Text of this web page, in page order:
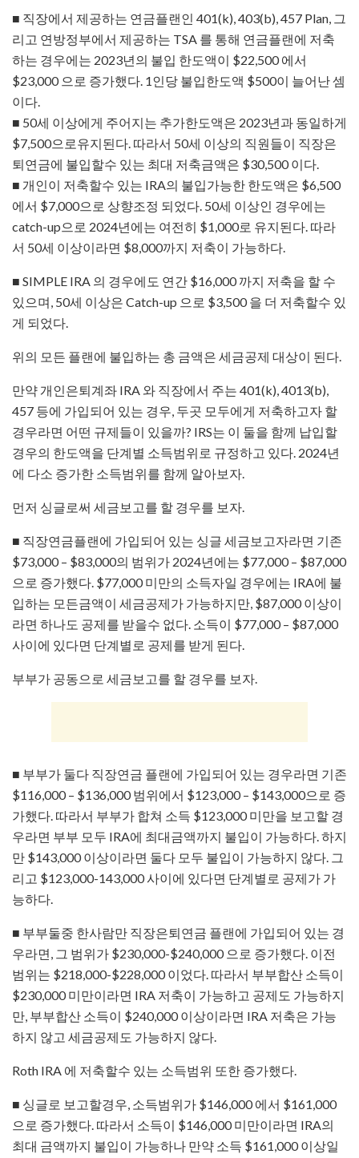
■ 직장에서 제공하는 연금플랜인 401(k), 403(b), 457 Plan, 그
리고 연방정부에서 제공하는 TSA 를 통해 연금플랜에 저축
하는 경우에는 2023년의 불입 한도액이 $22,500 에서
$23,000 으로 증가했다. 1인당 불입한도액 $500이 늘어난 셈
이다.
■ 50세 이상에게 주어지는 추가한도액은 2023년과 동일하게
$7,500으로유지된다. 따라서 50세 이상의 직원들이 직장은
퇴연금에 불입할수 있는 최대 저축금액은 $30,500 이다.
■ 개인이 저축할수 있는 IRA의 불입가능한 한도액은 $6,500
에서 $7,000으로 상향조정 되었다. 50세 이상인 경우에는
catch-up으로 2024년에는 여전히 $1,000로 유지된다. 따라
서 50세 이상이라면 $8,000까지 저축이 가능하다.
■ SIMPLE IRA 의 경우에도 연간 $16,000 까지 저축을 할 수
있으며, 50세 이상은 Catch-up 으로 $3,500 을 더 저축할수 있
게 되었다.
위의 모든 플랜에 불입하는 총 금액은 세금공제 대상이 된다.
만약 개인은퇴계좌 IRA 와 직장에서 주는 401(k), 4013(b),
457 등에 가입되어 있는 경우, 두곳 모두에게 저축하고자 할
경우라면 어떤 규제들이 있을까? IRS는 이 둘을 함께 납입할
경우의 한도액을 단계별 소득범위로 규정하고 있다. 2024년
에 다소 증가한 소득범위를 함께 알아보자.
먼저 싱글로써 세금보고를 할 경우를 보자.
■ 직장연금플랜에 가입되어 있는 싱글 세금보고자라면 기존
$73,000 – $83,000의 범위가 2024년에는 $77,000 – $87,000
으로 증가했다. $77,000 미만의 소득자일 경우에는 IRA에 불
입하는 모든금액이 세금공제가 가능하지만, $87,000 이상이
라면 하나도 공제를 받을수 없다. 소득이 $77,000 – $87,000
사이에 있다면 단계별로 공제를 받게 된다.
부부가 공동으로 세금보고를 할 경우를 보자.
■ 부부가 둘다 직장연금 플랜에 가입되어 있는 경우라면 기존
$116,000 – $136,000 범위에서 $123,000 – $143,000으로 증
가했다. 따라서 부부가 합쳐 소득 $123,000 미만을 보고할 경
우라면 부부 모두 IRA에 최대금액까지 불입이 가능하다. 하지
만 $143,000 이상이라면 둘다 모두 불입이 가능하지 않다. 그
리고 $123,000-143,000 사이에 있다면 단계별로 공제가 가
능하다.
■ 부부둘중 한사람만 직장은퇴연금 플랜에 가입되어 있는 경
우라면, 그 범위가 $230,000-$240,000 으로 증가했다. 이전
범위는 $218,000-$228,000 이었다. 따라서 부부합산 소득이
$230,000 미만이라면 IRA 저축이 가능하고 공제도 가능하지
만, 부부합산 소득이 $240,000 이상이라면 IRA 저축은 가능
하지 않고 세금공제도 가능하지 않다.
Roth IRA 에 저축할수 있는 소득범위 또한 증가했다.
■ 싱글로 보고할경우, 소득범위가 $146,000 에서 $161,000
으로 증가했다. 따라서 소득이 $146,000 미만이라면 IRA의
최대 금액까지 불입이 가능하나 만약 소득 $161,000 이상일